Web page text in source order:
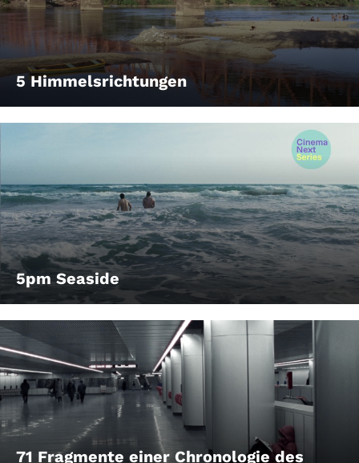
5 Himmelsrichtungen
5pm Seaside
71 Fragmente einer Chronologie des